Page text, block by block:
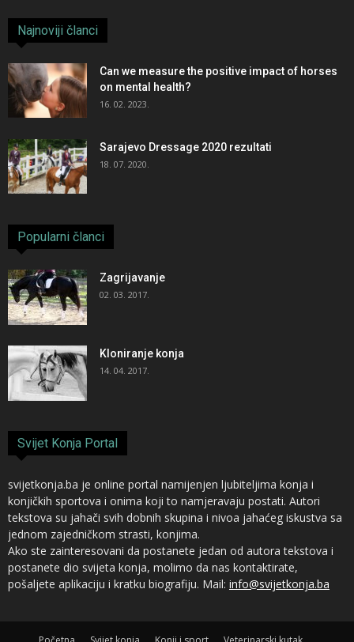
Najnoviji članci
Can we measure the positive impact of horses
on mental health?
16. 02. 2023.
Sarajevo Dressage 2020 rezultati
18. 07. 2020.
Popularni članci
Zagrijavanje
02. 03. 2017.
Kloniranje konja
14. 04. 2017.
Svijet Konja Portal
svijetkonja.ba je online portal namijenjen ljubiteljima konja i
konjičkih sportova i onima koji to namjeravaju postati. Autori
tekstova su jahači svih dobnih skupina i nivoa jahaćeg iskustva sa
jednom zajedničkom strasti, konjima.
Ako ste zainteresovani da postanete jedan od autora tekstova i
postanete dio svijeta konja, molimo da nas kontaktirate,
pošaljete aplikaciju i kratku biografiju. Mail: info@svijetkonja.ba